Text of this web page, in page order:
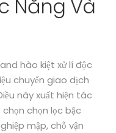
Năng Và
hào kiệt xử lí độc
chuyển giao dịch
này xuất hiện tác
chọn lọc bậc
mập, chỗ vận